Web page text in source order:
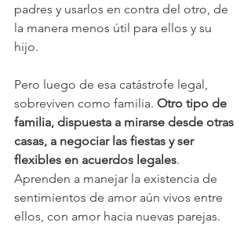
padres y usarlos en contra del otro, de
la manera menos útil para ellos y su
hijo.
Pero luego de esa catástrofe legal,
sobreviven como familia. Otro tipo de
familia, dispuesta a mirarse desde otras
casas, a negociar las fiestas y ser
flexibles en acuerdos legales.
Aprenden a manejar la existencia de
sentimientos de amor aún vivos entre
ellos, con amor hacia nuevas parejas.